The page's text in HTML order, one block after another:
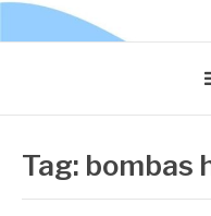
Tag: bombas